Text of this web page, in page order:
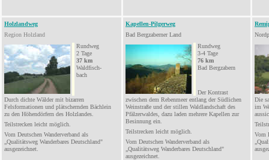
Holzlandweg
Region Holzland
Rundweg
2 Tage
37 km
Waldfisch-
bach
Durch dichte Wälder mit bizarren
Felsformationen und plätschernden Bächlein
zu den Höhendörfern des Holzlandes.
Teilstrecken leicht möglich.
Vom Deutschen Wanderverband als
„Qualitätsweg Wanderbares Deutschland"
ausgezeichnet
Kapellen-Pilgerweg
Bad Bergzaberner Land
Rundweg
3-4 Tage
76 km
Bad Bergzabern
Der Kontrast
zwischen dem Rebenmeer entlang der Südlichen
Weinstraße und der stillen Waldlandschaft des
Pfälzerwaldes, dazu laden mehrere Kapellen zur
Besinnung ein.
Teilstrecken leicht möglich.
Vom Deutschen Wanderverband als
„Qualitätsweg Wanderbares Deutschland"
ausgezeichnet.
Die
im
Vom